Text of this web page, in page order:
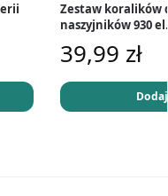
Zestaw koralików
naszyjników 930 el.
39,99 zł